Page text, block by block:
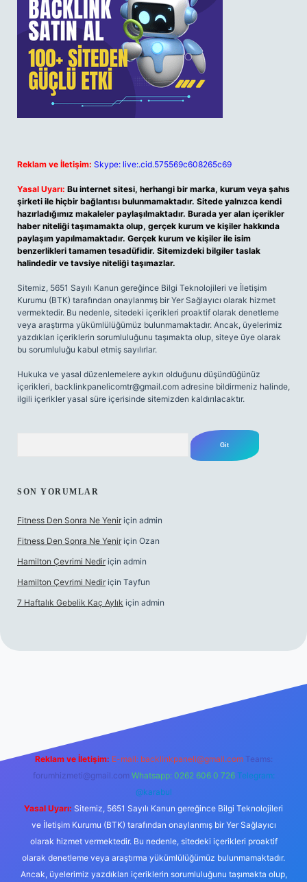
Reklam ve İletişim: Skype: live:.cid.575569c608265c69
Yasal Uyarı: Bu internet sitesi, herhangi bir marka, kurum veya şahıs
şirketi ile hiçbir bağlantısı bulunmamaktadır. Sitede yalnızca kendi
hazırladığımız makaleler paylaşılmaktadır. Burada yer alan içerikler
haber niteliği taşımamakta olup, gerçek kurum ve kişiler hakkında
paylaşım yapılmamaktadır. Gerçek kurum ve kişiler ile isim
benzerlikleri tamamen tesadüfidir. Sitemizdeki bilgiler taslak
halindedir ve tavsiye niteliği taşımazlar.
Sitemiz, 5651 Sayılı Kanun gereğince Bilgi Teknolojileri ve İletişim
Kurumu (BTK) tarafından onaylanmış bir Yer Sağlayıcı olarak hizmet
vermektedir. Bu nedenle, sitedeki içerikleri proaktif olarak denetleme
veya araştırma yükümlülüğümüz bulunmamaktadır. Ancak, üyelerimiz
yazdıkları içeriklerin sorumluluğunu taşımakta olup, siteye üye olarak
bu sorumluluğu kabul etmiş sayılırlar.
Hukuka ve yasal düzenlemelere aykırı olduğunu düşündüğünüz
içerikleri, backlinkpanelicomtr@gmail.com adresine bildirmeniz halinde,
ilgili içerikler yasal süre içerisinde sitemizden kaldırılacaktır.
SON YORUMLAR
Fitness Den Sonra Ne Yenir için admin
Fitness Den Sonra Ne Yenir için Ozan
Hamilton Çevrimi Nedir için admin
Hamilton Çevrimi Nedir için Tayfun
7 Haftalık Gebelik Kaç Aylık için admin
Reklam ve İletişim: E-mail: backlinkpaneli@gmail.com Teams:
forumhizmeti@gmail.com Whatsapp: 0262 606 0 726 Telegram:
@karabul
Yasal Uyarı: Sitemiz, 5651 Sayılı Kanun gereğince Bilgi Teknolojileri
ve İletişim Kurumu (BTK) tarafından onaylanmış bir Yer Sağlayıcı
olarak hizmet vermektedir. Bu nedenle, sitedeki içerikleri proaktif
olarak denetleme veya araştırma yükümlülüğümüz bulunmamaktadır.
Ancak, üyelerimiz yazdıkları içeriklerin sorumluluğunu taşımakta olup,